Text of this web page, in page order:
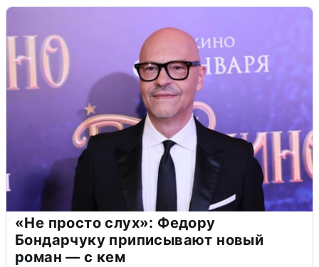
«Не просто слух»: Федору
Бондарчуку приписывают новый
роман — с кем